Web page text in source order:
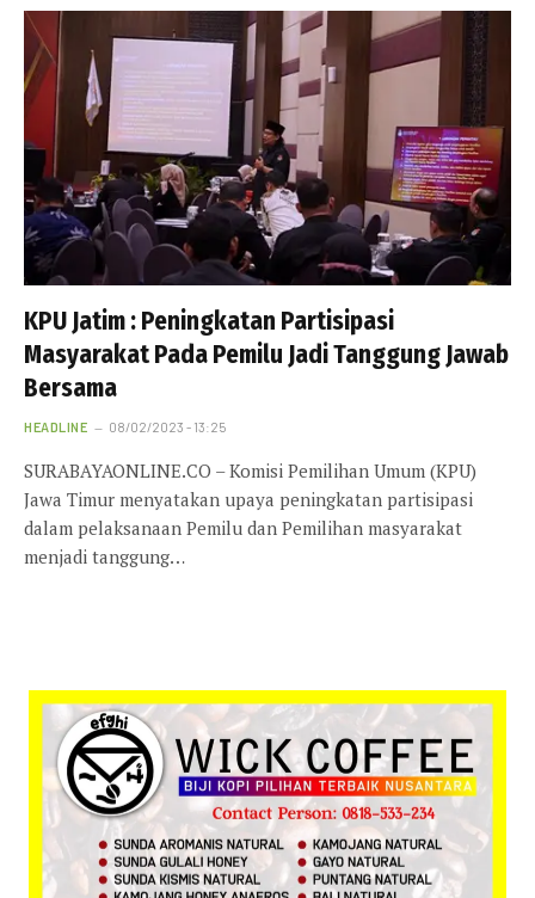
KPU Jatim : Peningkatan Partisipasi
Masyarakat Pada Pemilu Jadi Tanggung Jawab
Bersama
HEADLINE 08/02/2023 - 13:25
SURABAYAONLINE.CO – Komisi Pemilihan Umum (KPU)
Jawa Timur menyatakan upaya peningkatan partisipasi
dalam pelaksanaan Pemilu dan Pemilihan masyarakat
menjadi tanggung…